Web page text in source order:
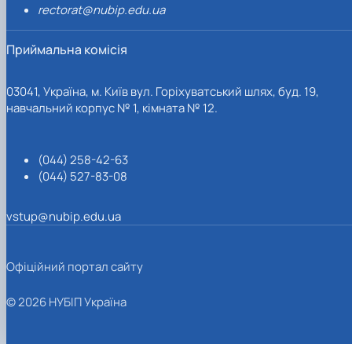
rectorat@nubip.edu.ua
Приймальна комісія
03041, Україна, м. Київ вул. Горіхуватський шлях, буд. 19,
навчальний корпус № 1, кімната № 12.
(044) 258-42-63
(044) 527-83-08
vstup@nubip.edu.ua
Офіційний портал сайту
© 2026 НУБІП Україна